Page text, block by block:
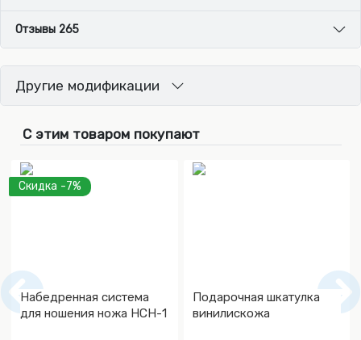
Отзывы 265
Другие модификации
С этим товаром покупают
Скидка -7%
Набедренная система
для ношения ножа НСН-1
Подарочная шкатулка
винилискожа